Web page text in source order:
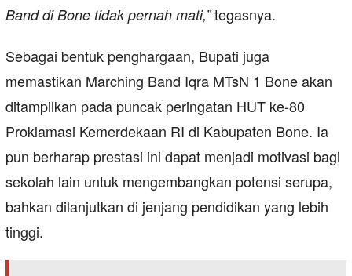
Band di Bone tidak pernah mati,”tegasnya.
Sebagai bentuk penghargaan, Bupati juga
memastikan Marching Band Iqra MTsN 1 Bone akan
ditampilkan pada puncak peringatan HUT ke-80
Proklamasi Kemerdekaan RI di Kabupaten Bone. Ia
pun berharap prestasi ini dapat menjadi motivasi bagi
sekolah lain untuk mengembangkan potensi serupa,
bahkan dilanjutkan di jenjang pendidikan yang lebih
tinggi.